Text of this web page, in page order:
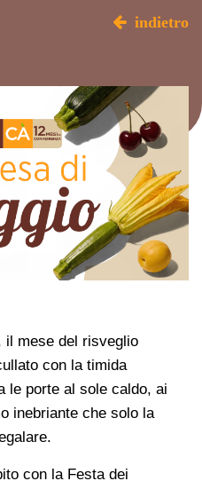
indietro
il mese del risveglio
con la timida
le porte al sole caldo, ai
inebriante che solo la
con la Festa dei